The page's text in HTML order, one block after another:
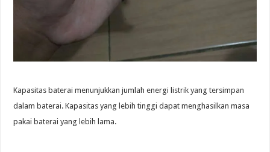
Kapasitas baterai menunjukkan jumlah energi listrik yang tersimpan
dalam baterai. Kapasitas yang lebih tinggi dapat menghasilkan masa
pakai baterai yang lebih lama.